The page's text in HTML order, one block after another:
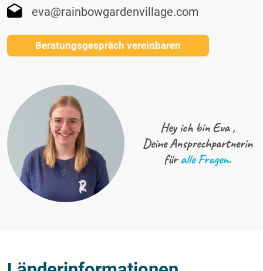
eva@rainbowgardenvillage.com
Beratungsgespräch vereinbaren
Hey ich bin Eva ,
Deine Ansprechpartnerin
füralle Fragen.